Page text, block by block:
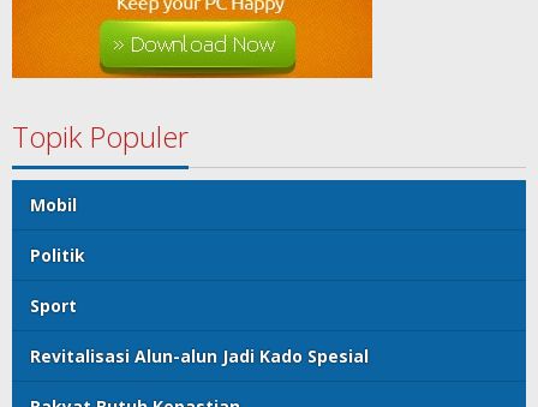
Topik Populer
Mobil
Politik
Sport
Revitalisasi Alun-alun Jadi Kado Spesial